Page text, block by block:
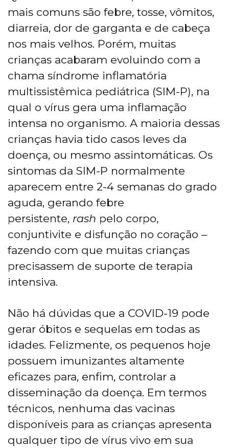
mais comuns são febre, tosse, vômitos,
diarreia, dor de garganta e de cabeça
nos mais velhos. Porém, muitas
crianças acabaram evoluindo com a
chama síndrome inflamatória
multissistêmica pediátrica (SIM-P), na
qual o vírus gera uma inflamação
intensa no organismo. A maioria dessas
crianças havia tido casos leves da
doença, ou mesmo assintomáticas. Os
sintomas da SIM-P normalmente
aparecem entre 2-4 semanas do grado
aguda, gerando febre
persistente, rash pelo corpo,
conjuntivite e disfunção no coração –
fazendo com que muitas crianças
precisassem de suporte de terapia
intensiva.
Não há dúvidas que a COVID-19 pode
gerar óbitos e sequelas em todas as
idades. Felizmente, os pequenos hoje
possuem imunizantes altamente
eficazes para, enfim, controlar a
disseminação da doença. Em termos
técnicos, nenhuma das vacinas
disponíveis para as crianças apresenta
qualquer tipo de vírus vivo em sua